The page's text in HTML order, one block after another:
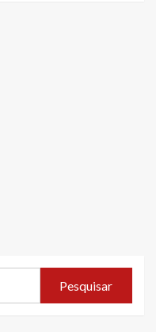
Pesquisar